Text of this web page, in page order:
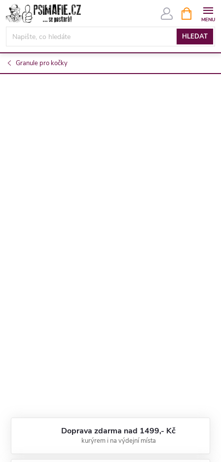
Přejít
na
obsah
HLEDAT
NÁKUPNÍ
KOŠÍK
Granule pro kočky
Doprava zdarma nad 1499,- Kč
kurýrem i na výdejní místa